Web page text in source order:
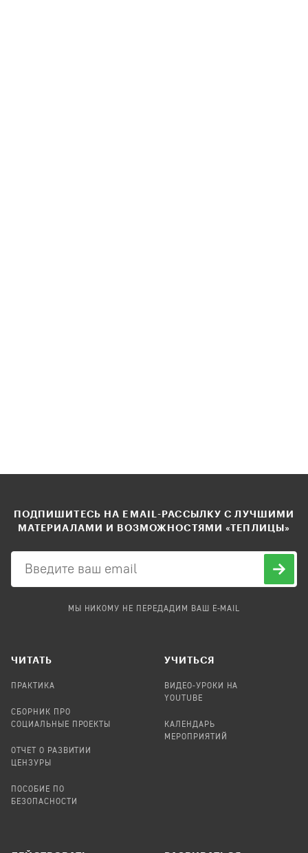
ПОДПИШИТЕСЬ НА EMAIL-РАССЫЛКУ С ЛУЧШИМИ
МАТЕРИАЛАМИ И ВОЗМОЖНОСТЯМИ «ТЕПЛИЦЫ»
МЫ НИКОМУ НЕ ПЕРЕДАДИМ ВАШ E-MAIL
ЧИТАТЬ
ПРАКТИКА
СБОРНИК ПРО
СОЦИАЛЬНЫЕ ПРОЕКТЫ
ОТЧЕТ О РАЗВИТИИ
ЦЕНЗУРЫ
ПОСОБИЕ ПО
БЕЗОПАСНОСТИ
УЧИТЬСЯ
ВИДЕО-УРОКИ НА
YOUTUBE
КАЛЕНДАРЬ
МЕРОПРИЯТИЙ